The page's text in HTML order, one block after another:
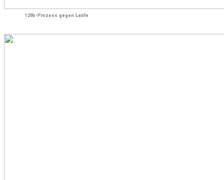
129b-Prozess gegen Latife